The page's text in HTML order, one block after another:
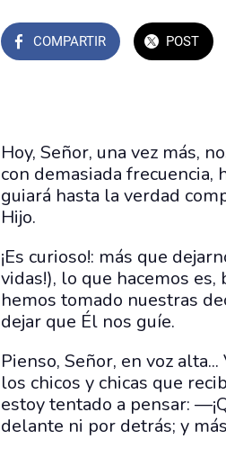
COMPARTIR POST
Hoy, Señor, una vez más,
con demasiada frecuencia,
guiará hasta la verdad
Hijo.
¡Es curioso!: más que
vidas!), lo que hacemos es,
hemos tomado nuestras
dejar que Él nos guíe.
Pienso, Señor, en voz
los chicos y chicas que
estoy tentado a pensar:
delante ni por detrás; y